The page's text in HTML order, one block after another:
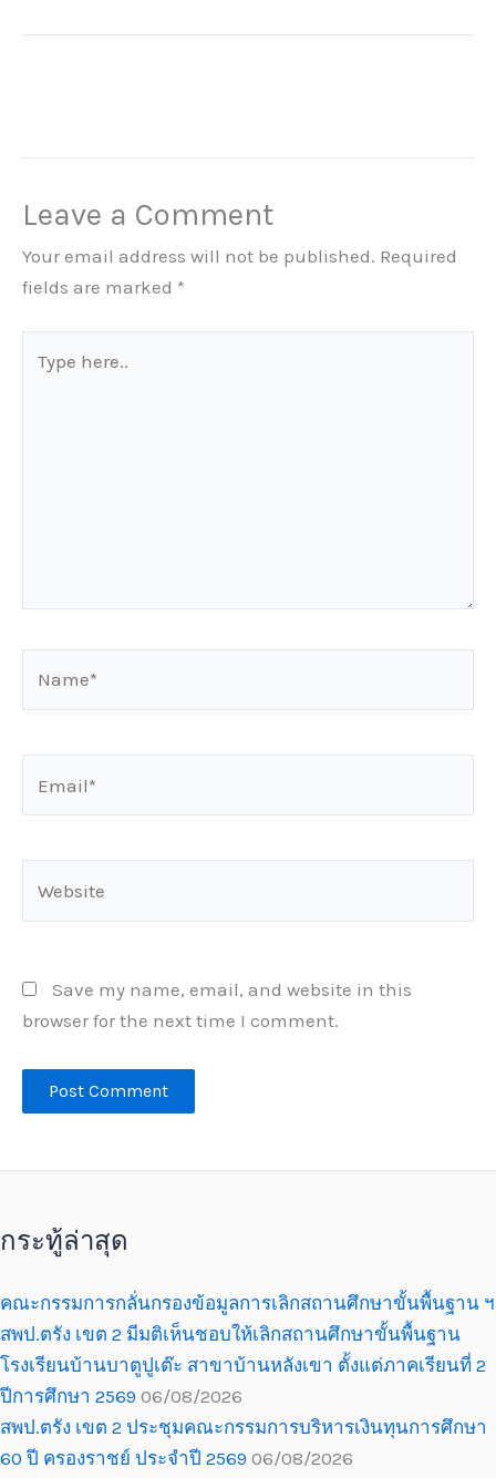
Leave a Comment
Your email address will not be published. Required
fields are marked *
here..
Save my name, email, and website in this
browser for the next time I comment.
กระทู้ล่าสุด
คณะกรรมการกลั่นกรองข้อมูลการเลิกสถานศึกษาขั้นพื้นฐาน ฯ
สพป.ตรัง เขต 2 มีมติเห็นชอบให้เลิกสถานศึกษาขั้นพื้นฐาน
โรงเรียนบ้านบาตูปูเต๊ะ สาขาบ้านหลังเขา ตั้งแต่ภาคเรียนที่ 2
ปีการศึกษา 2569 06/08/2026
สพป.ตรัง เขต 2 ประชุมคณะกรรมการบริหารเงินทุนการศึกษา
60 ปี ครองราชย์ ประจำปี 2569 06/08/2026